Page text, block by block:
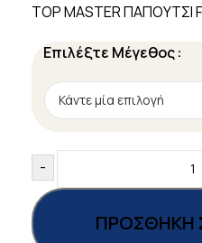
TOP MASTER ΠΑΠΟΥΤΣΙ
Επιλέξτε Μέγεθος
-
ΠΡΟΣΘΉΚΗ